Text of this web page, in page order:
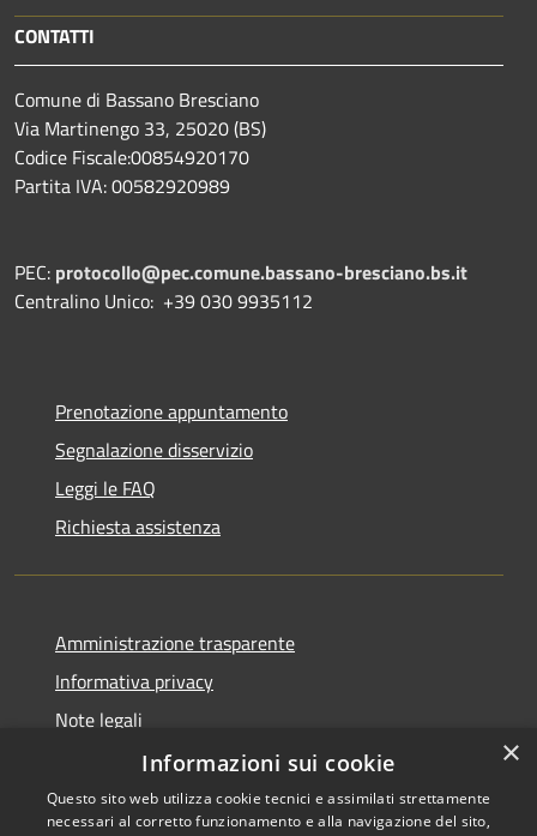
CONTATTI
Comune di Bassano Bresciano
Via Martinengo 33, 25020 (BS)
Codice Fiscale:00854920170
Partita IVA: 00582920989
PEC: protocollo@pec.comune.bassano-bresciano.bs.it
Centralino Unico: +39 030 9935112
Prenotazione appuntamento
Segnalazione disservizio
Leggi le FAQ
Richiesta assistenza
Amministrazione trasparente
Informativa privacy
Note legali
Dichiarazione di accessibilità
×
Informazioni sui cookie
Questo sito web utilizza cookie tecnici e assimilati strettamente
necessari al corretto funzionamento e alla navigazione del sito,